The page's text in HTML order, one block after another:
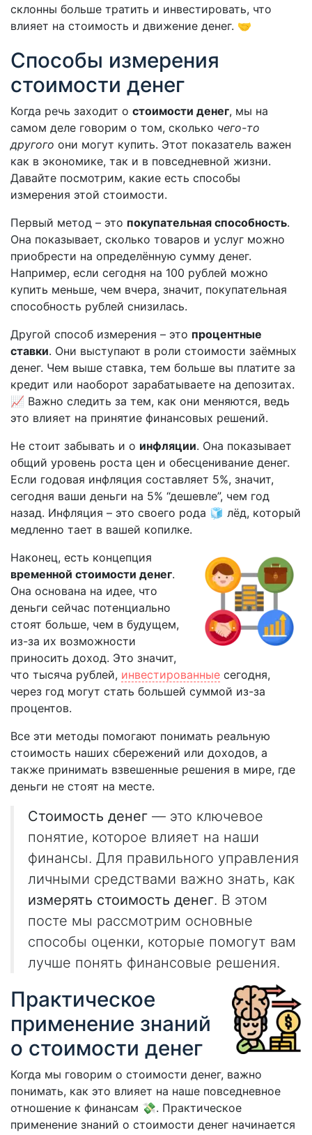
склонны больше тратить и инвестировать, что
влияет на стоимость и движение денег. 🤝
Способы измерения
стоимости денег
Когда речь заходит о стоимости денег, мы на
самом деле говорим о том, сколько чего-то
другого они могут купить. Этот показатель важен
как в экономике, так и в повседневной жизни.
Давайте посмотрим, какие есть способы
измерения этой стоимости.
Первый метод – это покупательная способность.
Она показывает, сколько товаров и услуг можно
приобрести на определённую сумму денег.
Например, если сегодня на 100 рублей можно
купить меньше, чем вчера, значит, покупательная
способность рублей снизилась.
Другой способ измерения – это процентные
ставки. Они выступают в роли стоимости заёмных
денег. Чем выше ставка, тем больше вы платите за
кредит или наоборот зарабатываете на депозитах.
📈 Важно следить за тем, как они меняются, ведь
это влияет на принятие финансовых решений.
Не стоит забывать и о инфляции. Она показывает
общий уровень роста цен и обесценивание денег.
Если годовая инфляция составляет 5%, значит,
сегодня ваши деньги на 5% “дешевле”, чем год
назад. Инфляция – это своего рода 🧊 лёд, который
медленно тает в вашей копилке.
Наконец, есть концепция
временной стоимости денег.
Она основана на идее, что
деньги сейчас потенциально
стоят больше, чем в будущем,
из-за их возможности
приносить доход. Это значит,
что тысяча рублей, инвестированные сегодня,
через год могут стать большей суммой из-за
процентов.
Все эти методы помогают понимать реальную
стоимость наших сбережений или доходов, а
также принимать взвешенные решения в мире, где
деньги не стоят на месте.
Стоимость денег — это ключевое
понятие, которое влияет на наши
финансы. Для правильного управления
личными средствами важно знать, как
измерять стоимость денег. В этом
посте мы рассмотрим основные
способы оценки, которые помогут вам
лучше понять финансовые решения.
Практическое
применение знаний
о стоимости денег
Когда мы говорим о стоимости денег, важно
понимать, как это влияет на наше повседневное
отношение к финансам 💸. Практическое
применение знаний о стоимости денег начинается